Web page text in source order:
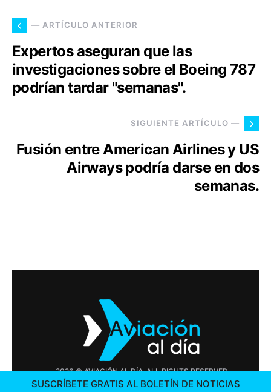
— ARTÍCULO ANTERIOR
Expertos aseguran que las
investigaciones sobre el Boeing 787
podrían tardar "semanas".
SIGUIENTE ARTÍCULO —
Fusión entre American Airlines y US
Airways podría darse en dos
semanas.
2026 © AVIACIÓN AL DÍA. ALL RIGHTS RESERVED
SUSCRÍBETE GRATIS AL BOLETÍN DE NOTICIAS